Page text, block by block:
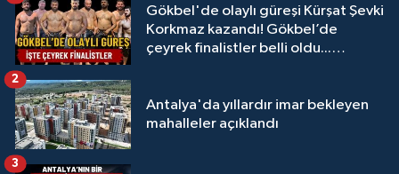
Gökbel'de olaylı güreşi Kürşat Şevki
Korkmaz kazandı! Gökbel’de
çeyrek finalistler belli oldu...
Antalya'da yıllardır imar bekleyen
mahalleler açıklandı
2
3